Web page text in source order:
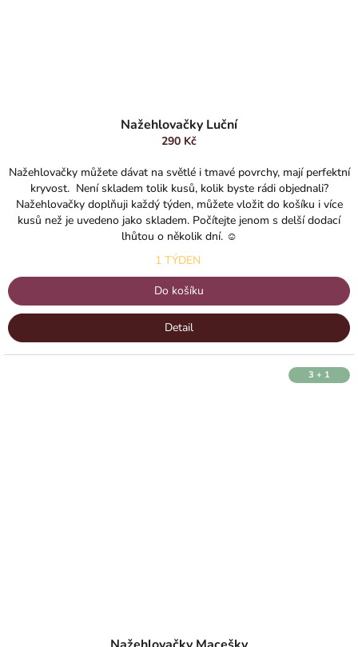
Nažehlovačky Luční
290 Kč
Nažehlovačky můžete dávat na světlé i tmavé povrchy, mají perfektní
kryvost. Není skladem tolik kusů, kolik byste rádi objednali?
Nažehlovačky doplňuji každý týden, můžete vložit do košíku i více
kusů než je uvedeno jako skladem. Počítejte jenom s delší dodací
lhůtou o několik dní. ☺️
1 TÝDEN
Do košíku
Detail
3 + 1